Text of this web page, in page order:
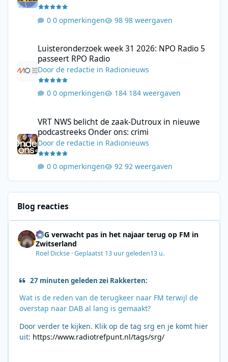
0 opmerkingen 98 weergaven
Luisteronderzoek week 31 2026: NPO Radio 5
passeert RPO Radio
Doorde redactie in Radionieuws
0 opmerkingen 184 weergaven
VRT NWS belicht de zaak-Dutroux in nieuwe
podcastreeks Onder ons: crimi
Doorde redactie in Radionieuws
0 opmerkingen 92 weergaven
Blog reacties
SRG verwacht pas in het najaar terug op FM in
Zwitserland
Roel Dickse ·Geplaatst 13 uur geleden13 u.
27 minuten geleden zei Rakkerten:
Wat is de reden van de terugkeer naar FM terwijl de
overstap naar DAB al lang is gemaakt?
Door verder te kijken. Klik op de tag srg en je komt hier
uit: https://www.radiotrefpunt.nl/tags/srg/